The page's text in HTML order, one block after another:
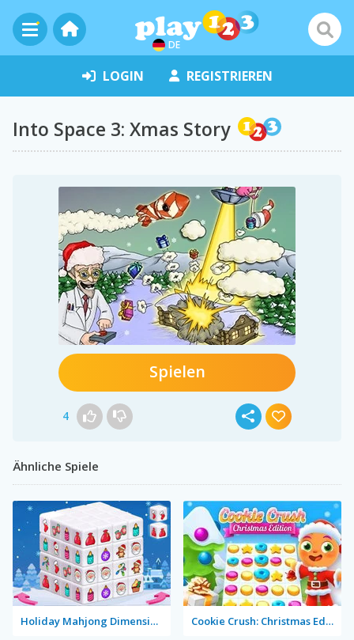
DE
LOGIN REGISTRIEREN
Into Space 3: Xmas Story
Spielen
4
Ähnliche Spiele
Holiday Mahjong Dimensions Cookie Crush: Christmas Edition